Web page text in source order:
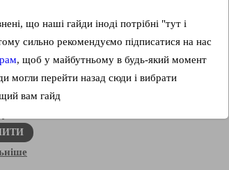
Sinnweg-
ніж воркбук з німецької. Це ваш 43-
маршрут до глибшого розуміння мови та
що наші гайди іноді потрібні "тут і
сильно рекомендуємо підписатися на нас
, щоб у майбутньому в будь-який момент
могли перейти назад сюди і вибрати
вам гайд